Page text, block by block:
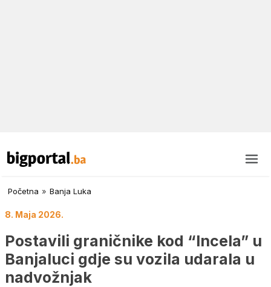
Početna » Banja Luka
8. Maja 2026.
Postavili graničnike kod “Incela” u
Banjaluci gdje su vozila udarala u
nadvožnjak